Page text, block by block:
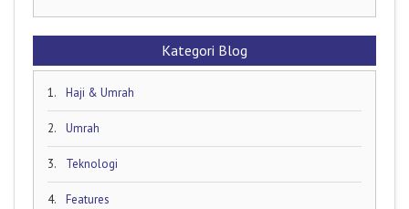
Kategori Blog
1. Haji & Umrah
2. Umrah
3. Teknologi
4. Features